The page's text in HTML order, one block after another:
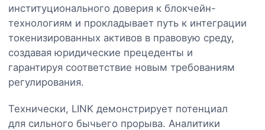
институционального доверия к блокчейн-
технологиям и прокладывает путь к интеграции
токенизированных активов в правовую среду,
создавая юридические прецеденты и
гарантируя соответствие новым требованиям
регулирования.
Технически, LINK демонстрирует потенциал
для сильного бычьего прорыва. Аналитики